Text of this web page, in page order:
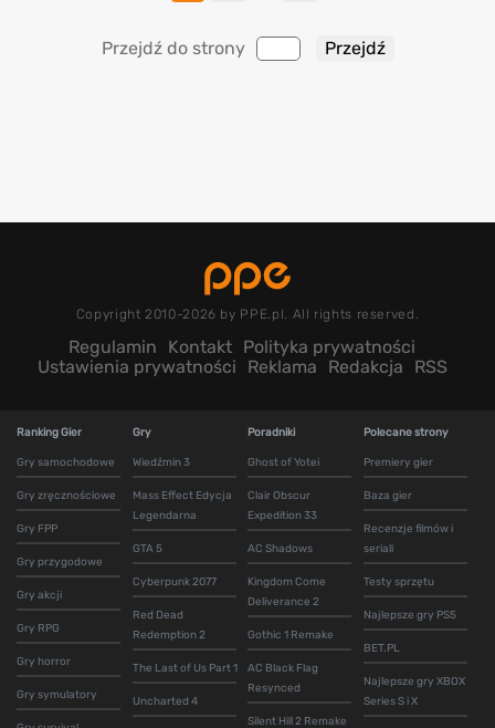
Przejdź do strony
Copyright 2010-2026 by PPE.pl. All rights reserved.
Regulamin Kontakt Polityka prywatności
Ustawienia prywatności
Reklama Redakcja RSS
Ranking Gier
Gry samochodowe
Gry zręcznościowe
Gry FPP
Gry przygodowe
Gry akcji
Gry RPG
Gry horror
Gry symulatory
Gry
Wiedźmin 3
Mass Effect Edycja
Legendarna
GTA 5
Cyberpunk 2077
Red Dead
Redemption 2
The Last of Us Part 1
Uncharted 4
Poradniki
Ghost of Yotei
Clair Obscur
Expedition 33
AC Shadows
Kingdom Come
Deliverance 2
Gothic 1 Remake
AC Black Flag
Resynced
Silent Hill 2 Remake
Polecane strony
Premiery gier
Baza gier
Recenzje filmów i
seriali
Testy sprzętu
Najlepsze gry PS5
BET.PL
Najlepsze gry XBOX
Series S i X